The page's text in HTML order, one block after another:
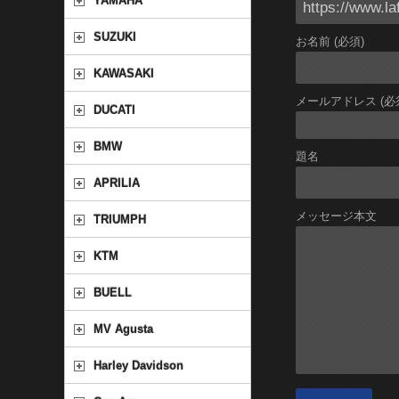
お名前 (必須)
メールアドレス (必
題名
メッセージ本文
SUZUKI
KAWASAKI
DUCATI
BMW
APRILIA
TRIUMPH
KTM
BUELL
MV Agusta
Harley Davidson